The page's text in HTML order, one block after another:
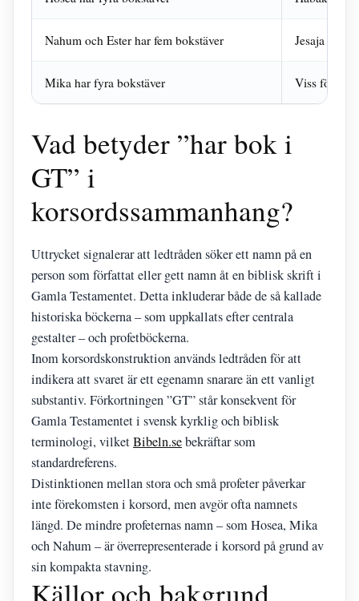
Nahum och Ester har fem bokstäver Jesaja med
Mika har fyra bokstäver Viss
Vad betyder ”har bok i
GT” i
korsordssammanhang?
Uttrycket signalerar att ledtråden söker ett namn på en
person som författat eller gett namn åt en biblisk skrift i
Gamla Testamentet. Detta inkluderar både de så kallade
historiska böckerna – som uppkallats efter centrala
gestalter – och profetböckerna.
Inom korsordskonstruktion används ledtråden för att
indikera att svaret är ett egenamn snarare än ett vanligt
substantiv. Förkortningen ”GT” står konsekvent för
Gamla Testamentet i svensk kyrklig och biblisk
terminologi, vilketBibeln.sebekräftar som
standardreferens.
Distinktionen mellan stora och små profeter påverkar
inte förekomsten i korsord, men avgör ofta namnets
längd. De mindre profeternas namn – som Hosea, Mika
och Nahum – är överrepresenterade i korsord på grund av
sin kompakta stavning.
Källor och bakgrund